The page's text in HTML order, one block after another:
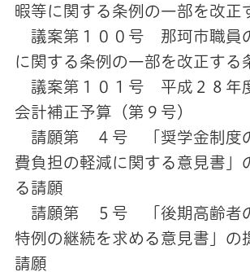
暇等に関する条例の一部を改正
議案第１００号 那珂市職員
に関する条例の一部を改正する
議案第１０１号 平成２８年
会計補正予算（第９号）
請願第 ４号 「奨学金制度
費負担の軽減に関する意見書」
る請願
請願第 ５号 「後期高齢者
特例の継続を求める意見書」の
請願